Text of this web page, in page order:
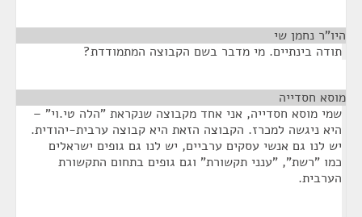
היו"ר נחמן שי
תודה בינתיים. מי מדבר בשם הקבוצה המתמודדת?
מוסא חסדייה
שמי מוסא חסדייה, אני אחד מקבוצה שנקראת "הלה טי.וי" –
היא ניגשה למכרז. הקבוצה הזאת היא קבוצה ערבית-יהודית.
יש לנו גם אנשי עסקים ערביים, יש לנו גם גופים ישראלים
כמו "רשת", "ענני תקשורת" וגם גופים בתחום התקשורת
הערבית.